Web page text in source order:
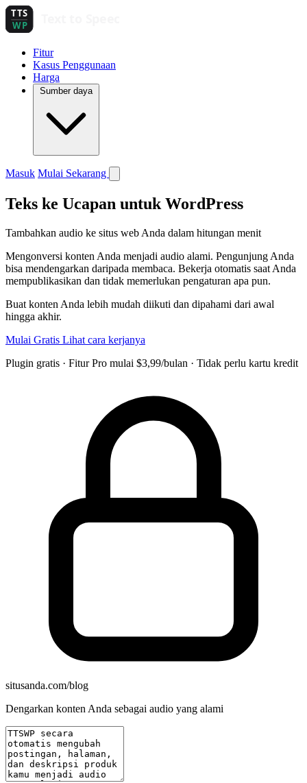
Fitur
Kasus Penggunaan
Harga
Sumber daya
Masuk Mulai Sekarang
Teks ke Ucapan untuk WordPress
Tambahkan audio ke situs web Anda dalam hitungan menit
Mengonversi konten Anda menjadi audio alami. Pengunjung Anda
bisa mendengarkan daripada membaca. Bekerja otomatis saat Anda
mempublikasikan dan tidak memerlukan pengaturan apa pun.
Buat konten Anda lebih mudah diikuti dan dipahami dari awal
hingga akhir.
Mulai Gratis Lihat cara kerjanya
Plugin gratis · Fitur Pro mulai $3,99/bulan · Tidak perlu kartu kredit
situsanda.com/blog
Dengarkan konten Anda sebagai audio yang alami